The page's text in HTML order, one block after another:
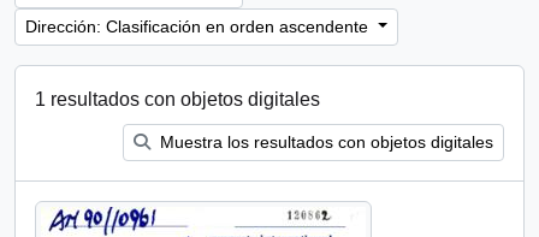
Dirección: Clasificación en orden ascendente
1 resultados con objetos digitales
Muestra los resultados con objetos digitales